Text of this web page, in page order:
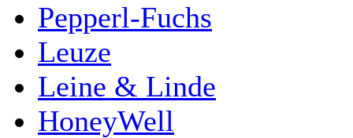
Pepperl-Fuchs
Leuze
Leine & Linde
HoneyWell